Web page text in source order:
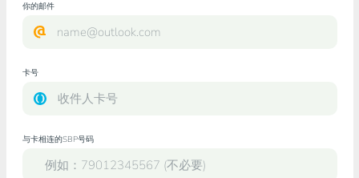
你的邮件
卡号
与卡相连的SBP号码